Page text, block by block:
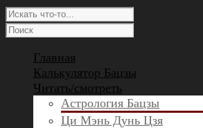
Главная
Калькулятор Бацзы
Читать/смотреть
Астрология Бацзы
Ци Мэнь Дунь Цзя